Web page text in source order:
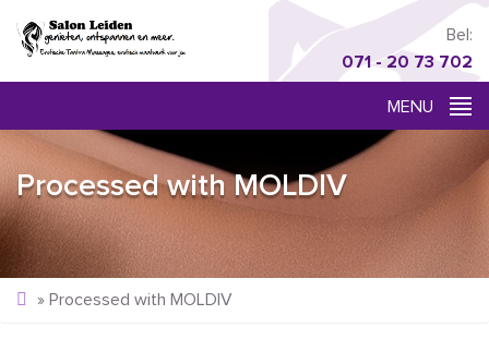
Bel:
071 - 20 73 702
Processed with MOLDIV
» Processed with MOLDIV